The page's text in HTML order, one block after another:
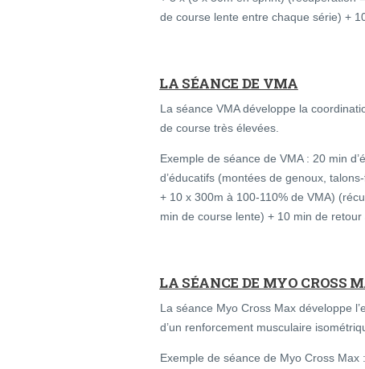
de course lente entre chaque série) +
LA SÉANCE DE VMA
La séance VMA développe la
de course très élevées.
Exemple de séance de VMA : 20 min
d’éducatifs (montées de genoux,
+ 10 x 300m à 100-110% de VMA)
min de course lente) + 10 min de retour
LA SÉANCE DE MYO CROSS
La séance Myo Cross Max développe
d’un renforcement musculaire
Exemple de séance de Myo Cross